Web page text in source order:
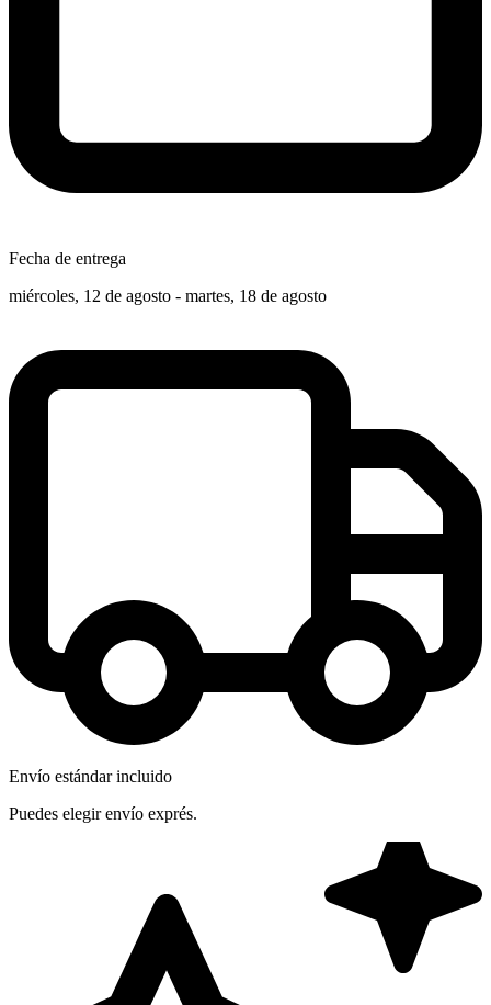
Fecha de entrega
miércoles, 12 de agosto - martes, 18 de agosto
Envío estándar incluido
Puedes elegir envío exprés.